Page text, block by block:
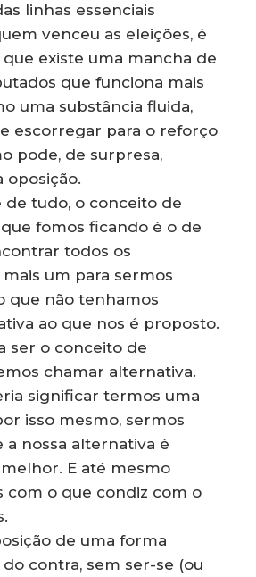
linhas essenciais
venceu as eleições, é
existe uma mancha de
que funciona mais
uma substância fluida,
escorregar para o reforço
pode, de surpresa,
oposição.
tudo, o conceito de
fomos ficando é o de
todos os
um para sermos
que não tenhamos
ao que nos é proposto.
ser o conceito de
chamar alternativa.
significar termos uma
isso mesmo, sermos
a nossa alternativa é
E até mesmo
com o que condiz com o
de uma forma
do contra, sem ser-se (ou